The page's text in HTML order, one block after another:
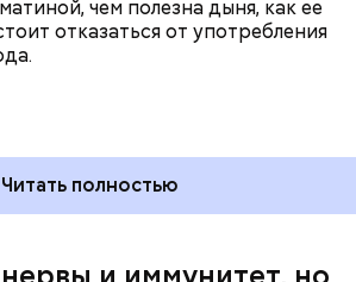
чем полезна дыня, как ее
отказаться от употребления
Читать полностью
здоровому человеку
щавель в рацион несколько
количествах в свежем